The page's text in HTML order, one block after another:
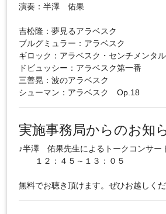
演奏：半澤 佑果
吉松隆：夢見るアラベスク
ブルグミュラー：アラベスク
ギロック：アラベスク・センチメンタル
ドビュッシー：アラベスク第一番
三善晃：波のアラベスク
シューマン：アラベスク Op.18
実施事務局からのお知
♪半澤 佑果先生によるトークコンサー
１２：４５～１３：０５
無料でお聴き頂けます。ぜひお越しくだ